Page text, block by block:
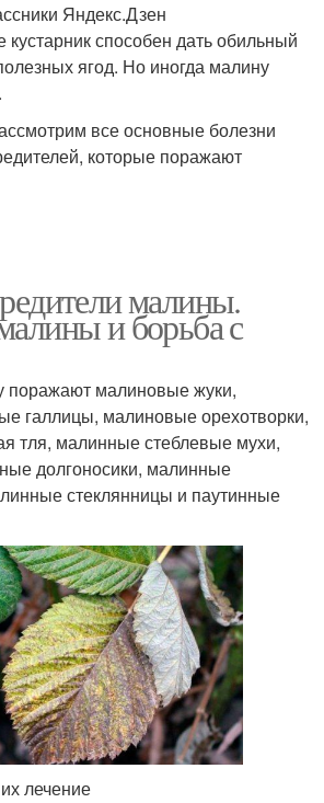
Яндекс.Дзен
способен дать обильный
ягод. Но иногда малину
все основные болезни
которые поражают
малины.
и борьба с
поражают малиновые жуки,
галлицы, малиновые орехотворки,
тля, малинные стеблевые мухи,
долгоносики, малинные
стеклянницы и паутинные
лечение